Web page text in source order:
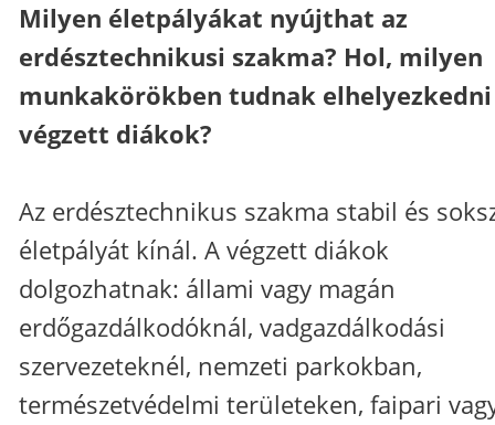
Milyen életpályákat nyújthat az
erdésztechnikusi szakma? Hol, milyen
munkakörökben tudnak
végzett diákok?
Az erdésztechnikus szakma stabil és
életpályát kínál. A végzett diákok
dolgozhatnak: állami vagy magán
erdőgazdálkodóknál, vadgazdálkodási
szervezeteknél, nemzeti parkokban,
természetvédelmi területeken, faipari